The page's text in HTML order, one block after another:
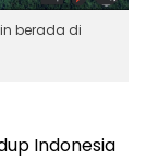
berada di
Indonesia